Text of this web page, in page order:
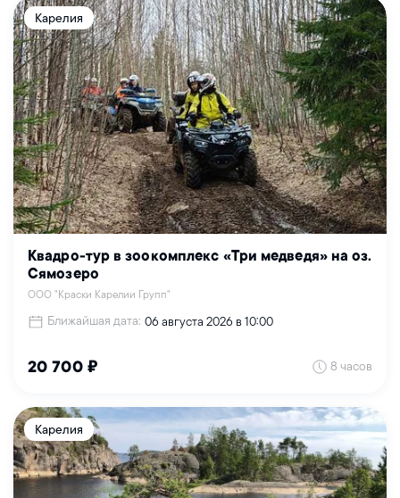
Карелия
Квадро-тур в зоокомплекс «Три медведя» на оз.
Сямозеро
ООО "Краски Карелии Групп"
Ближайшая дата: 06 августа 2026 в 10:00
20 700 ₽ 8 часов
Карелия